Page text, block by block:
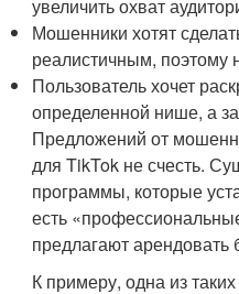
увеличить охват
Мошенники хотят
реалистичным, поэтому
Пользователь хочет
определенной нише, а
Предложений от
для TikTok не счесть.
программы, которые
есть
предлагают арендовать
К примеру, одна из